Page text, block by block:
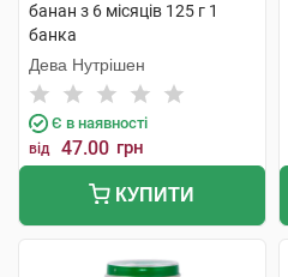
банан з 6 місяців 125 г 1
банка
Дева Нутрішен
Є в наявності
від 47.00 грн
КУПИТИ